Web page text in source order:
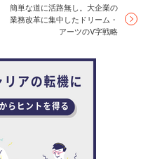
とひと目でわかる必要が
の考え方がわかって、会
「SHINKA経営」という
簡単な道に活路無し。大企業の
業務改革に集中したドリーム・
アーツのV字戦略